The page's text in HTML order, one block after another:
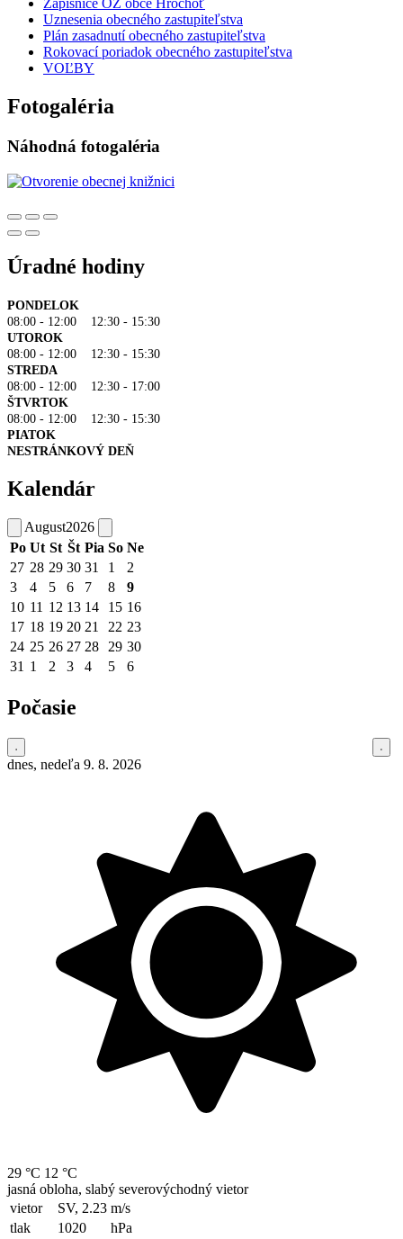
Zápisnice OZ obce Hrochoť
Uznesenia obecného zastupiteľstva
Plán zasadnutí obecného zastupiteľstva
Rokovací poriadok obecného zastupiteľstva
VOĽBY
Fotogaléria
Náhodná fotogaléria
Úradné hodiny
PONDELOK
08:00 - 12:00 12:30 - 15:30
UTOROK
08:00 - 12:00 12:30 - 15:30
STREDA
08:00 - 12:00 12:30 - 17:00
ŠTVRTOK
08:00 - 12:00 12:30 - 15:30
PIATOK
NESTRÁNKOVÝ DEŇ
Kalendár
August2026
Po Ut St Št Pia So Ne
27 28 29 30 31 1
2
3
4 5 6 7 8
9
10 11 12 13 14 15 16
17 18 19 20 21 22 23
24 25 26 27 28 29 30
31 1 2 3 4 5 6
Počasie
dnes, nedeľa 9. 8. 2026
29 °C 12 °C
jasná obloha, slabý severovýchodný vietor
vietor
SV, 2.23 m/s
tlak
1020 hPa